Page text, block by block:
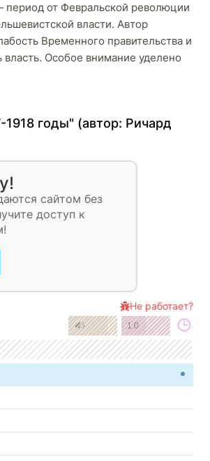
период от Февральской революции
власти. Автор
Временного правительства и
власть. Особое внимание уделено
1918 годы" (автор: Ричард
сайтом без
доступ к
1.0
Не работает?